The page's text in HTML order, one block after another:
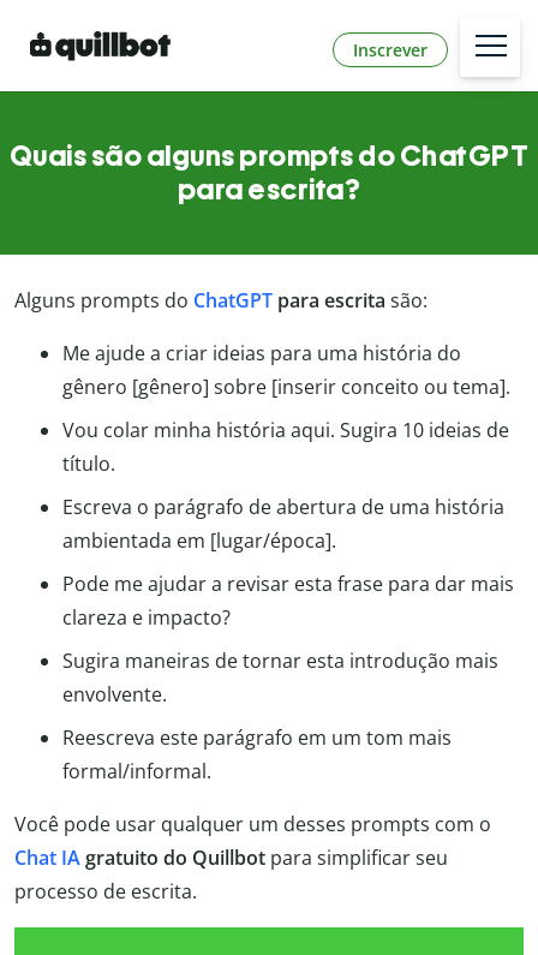
Inscrever
Quais são alguns prompts do ChatGPT
para escrita?
Alguns prompts do ChatGPT para escrita são:
Me ajude a criar ideias para uma história do
gênero [gênero] sobre [inserir conceito ou tema].
Vou colar minha história aqui. Sugira 10 ideias de
título.
Escreva o parágrafo de abertura de uma história
ambientada em [lugar/época].
Pode me ajudar a revisar esta frase para dar mais
clareza e impacto?
Sugira maneiras de tornar esta introdução mais
envolvente.
Reescreva este parágrafo em um tom mais
formal/informal.
Você pode usar qualquer um desses prompts com o
Chat IAgratuito do Quillbot para simplificar seu
processo de escrita.